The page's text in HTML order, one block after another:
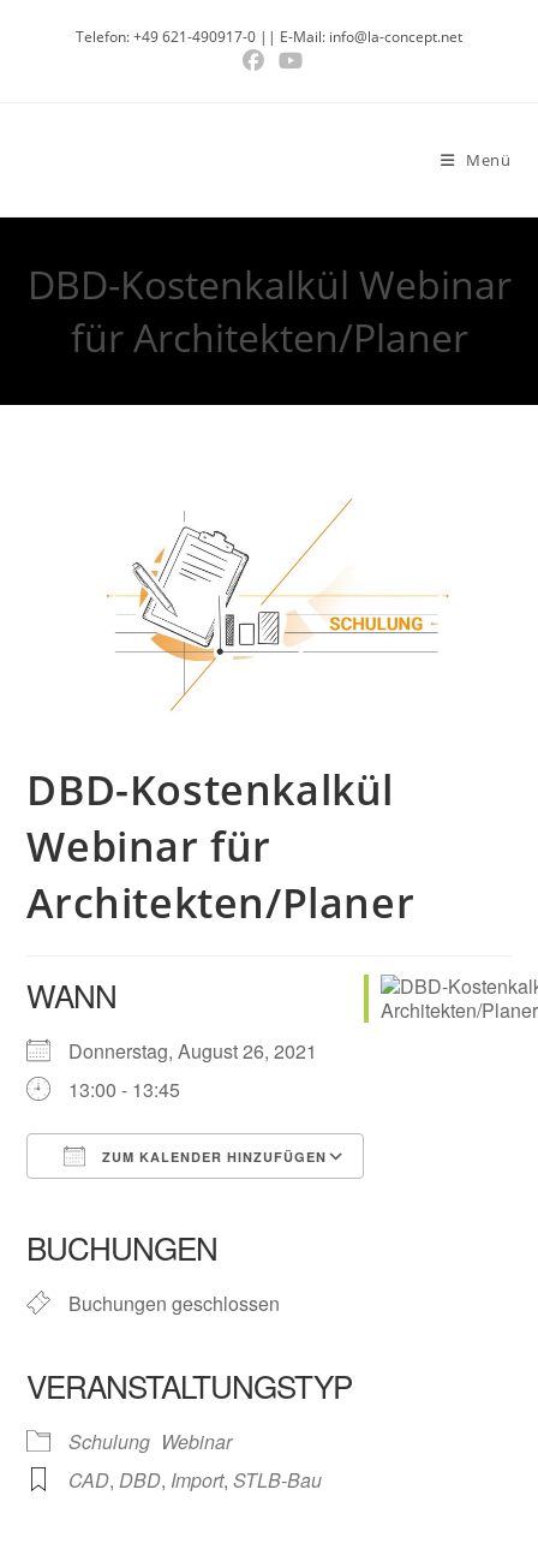
Telefon: +49 621-490917-0 || E-Mail: info@la-concept.net
Menü
DBD-Kostenkalkül Webinar
für Architekten/Planer
DBD-Kostenkalkül
Webinar für
Architekten/Planer
WANN
Donnerstag, August 26, 2021
13:00 - 13:45
ZUM KALENDER HINZUFÜGEN
BUCHUNGEN
Buchungen geschlossen
VERANSTALTUNGSTYP
Schulung Webinar
CAD,DBD, Import,STLB-Bau